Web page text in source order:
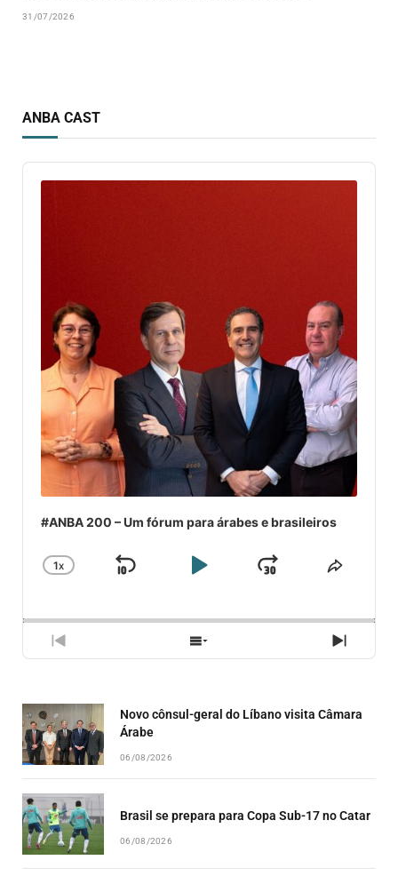
31/07/2026
ANBA CAST
Audio
Player
#ANBA 200 – Um fórum para árabes e brasileiros
CHANGE
1X
SKIP
PLAYJUMP
PREVIOUS
EPISODE
SHOW
EPISODES
NEXT
Novo cônsul-geral do Líbano visita Câmara
Árabe
06/08/2026
Brasil se prepara para Copa Sub-17 no Catar
06/08/2026